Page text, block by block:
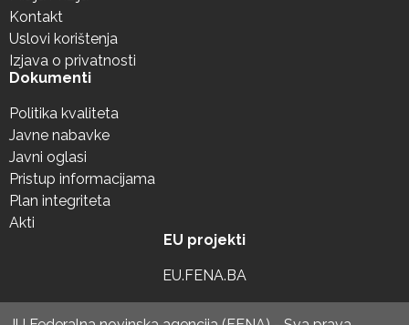
Kontakt
Uslovi korištenja
Izjava o privatnosti
Dokumenti
Politika kvaliteta
Javne nabavke
Javni oglasi
Pristup informacijama
Plan integriteta
Akti
EU projekti
EU.FENA.BA